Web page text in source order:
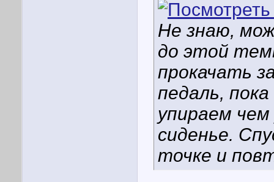
Не знаю,
до этой
прокачать
педаль,
упираем чем
сиденье.
точке и